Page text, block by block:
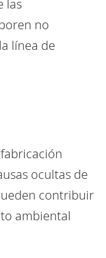
las
no
línea de
ocultas de
contribuir
ambiental